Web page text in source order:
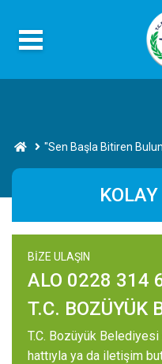
"Sen Başla Bitiren
BİZE ULAŞIN
ALO 0228 314
T.C. BOZÜYÜK
T.C. Bozüyük
hattıyla ya da iletişim